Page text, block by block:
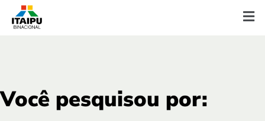
Você pesquisou por: